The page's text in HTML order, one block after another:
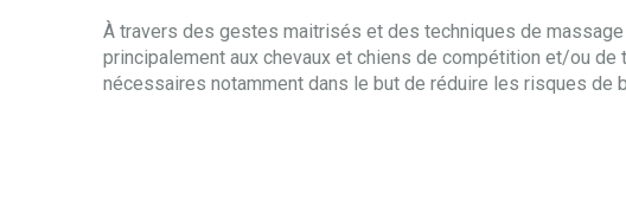
À travers des gestes maitrisés et des techniques de massage
principalement aux chevaux et chiens de compétition et/ou
nécessaires notamment dans le but de réduire les risques de